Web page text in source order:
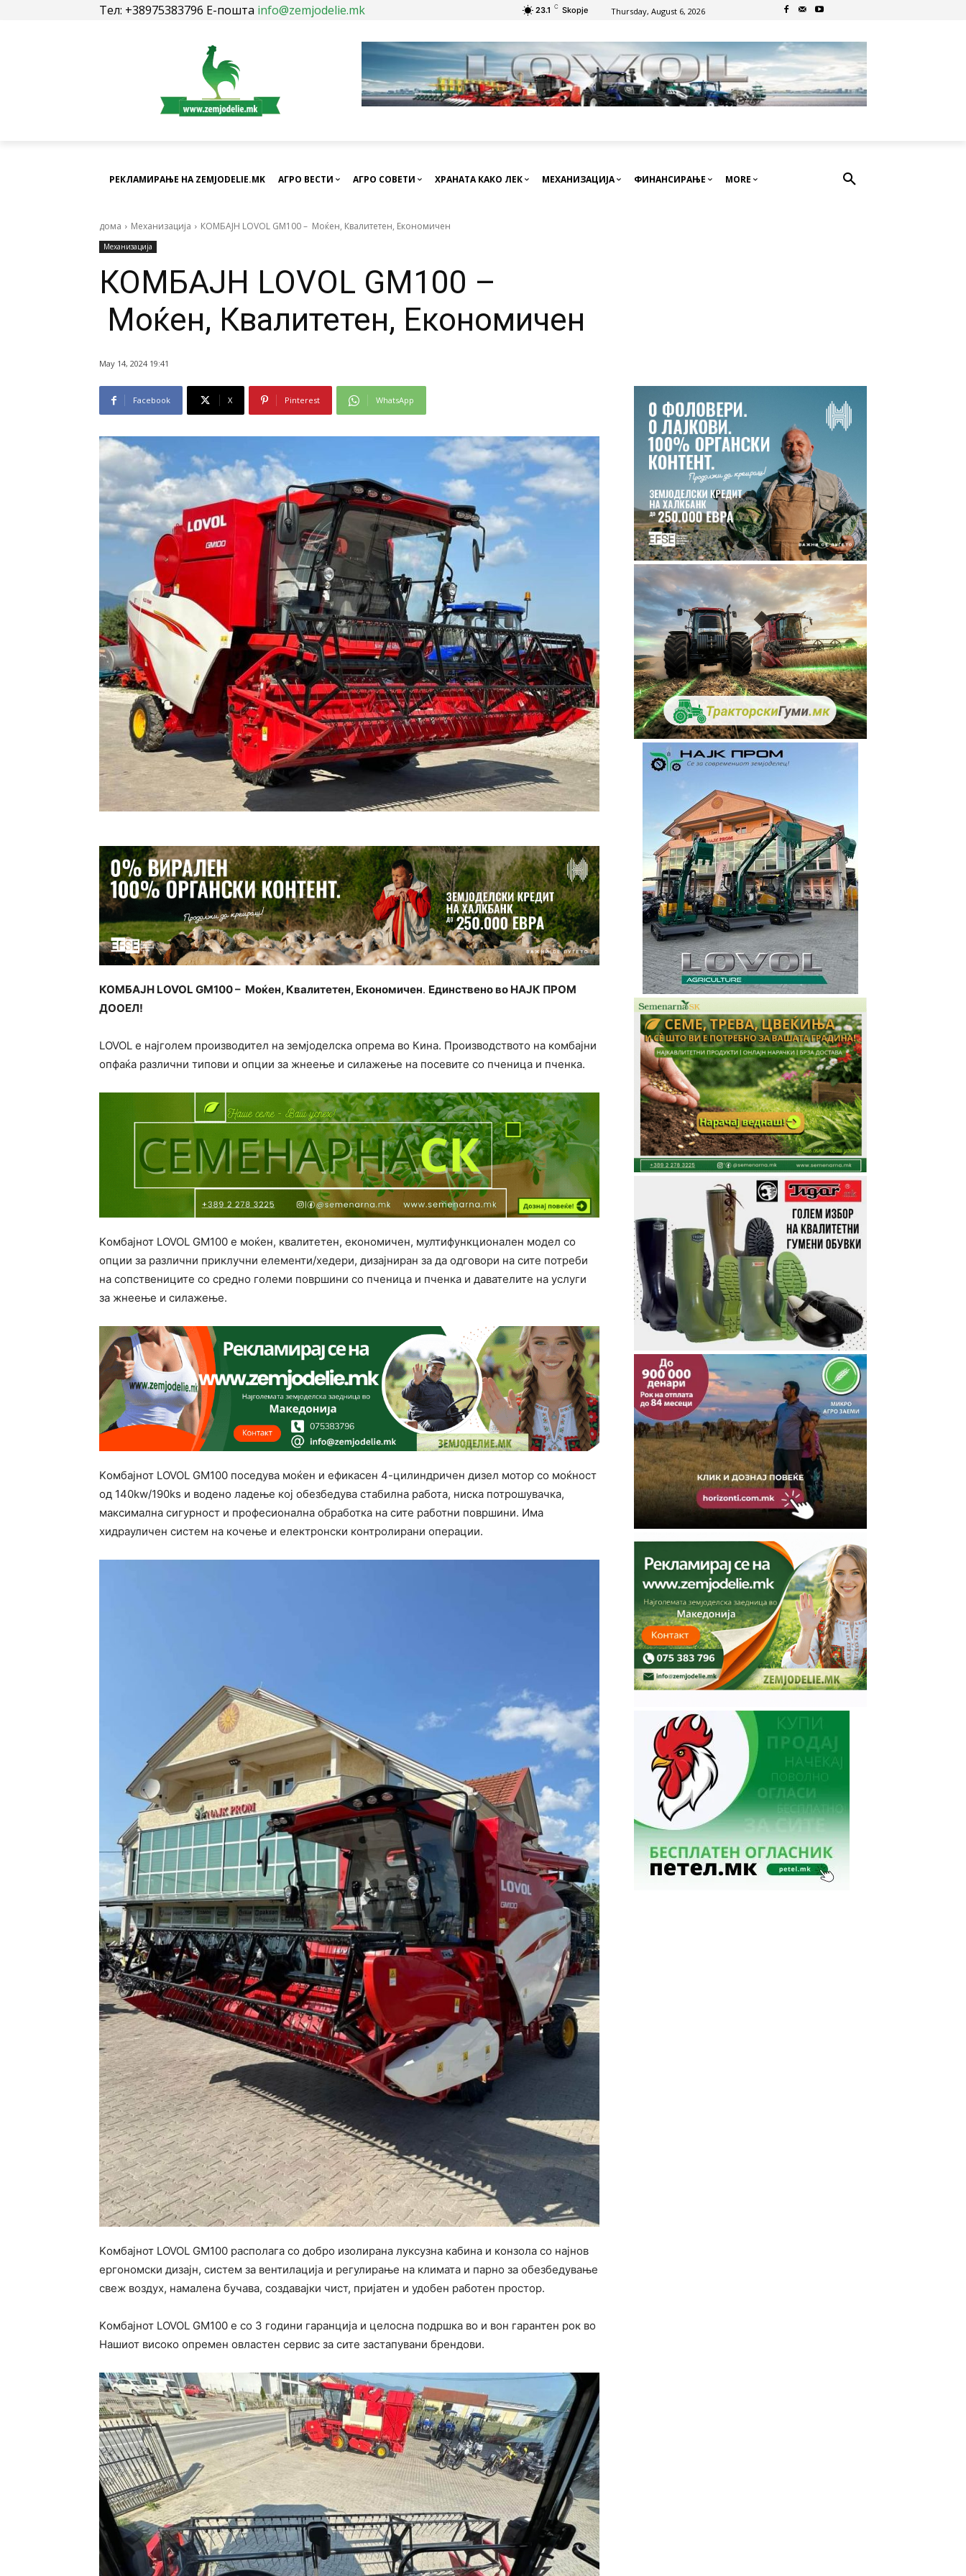
Тел: +38975383796 Е-пошта info@zemjodelie.mk 23.1 C Skopje Thursday, August 6, 2026
РЕКЛАМИРАЊЕ НА ZEMJODELIE.MK АГРО ВЕСТИ АГРО СОВЕТИ ХРАНАТА КАКО ЛЕК МЕХАНИЗАЦИЈА ФИНАНСИРАЊЕ MORE
дома Механизација КОМБАЈН LOVOL GM100 – Мoќен, Квалитетен, Економичен
Механизација
КОМБАЈН LOVOL GM100 –
Мoќен, Квалитетен, Економичен
May 14, 2024 19:41
Facebook X Pinterest WhatsApp
КОМБАЈН LOVOL GM100 – Мoќен, Квалитетен, Економичен. Единствено во НАЈК ПРОМ
ДООЕЛ!
LOVOL е најголем производител на земјоделска опрема во Кина. Производството на комбајни
опфаќа различни типови и опции за жнеење и силажење на посевите со пченица и пченка.
Kомбајнот LOVOL GM100 е моќен, квалитетен, економичен, мултифункционален модел со
опции за различни приклучни елементи/хедери, дизајниран за да одговори на сите потреби
на сопствениците со средно големи површини со пченица и пченка и давателите на услуги
за жнеење и силажење.
Kомбајнот LOVOL GM100 поседува моќен и ефикасен 4-цилиндричен дизел мотор со моќност
од 140kw/190ks и водено ладење кој обезбедува стабилна работа, ниска потрошувачка,
максимална сигурност и прoфесионална обработка на сите работни површини. Има
хидрауличен систем на кочење и електронски контролирани операции.
Kомбајнот LOVOL GM100 располага со добро изолирана луксузна кабина и конзола со најнов
ергономски дизајн, систем за вентилација и регулирање на климата и парно за обезбедување
свеж воздух, намалена бучава, создавајки чист, пријатен и удобен работен простор.
Kомбајнот LOVOL GM100 е со 3 години гаранција и целосна подршка во и вон гарантен рок во
Нашиот високо опремен овластен сервис за сите застапувани брендови.